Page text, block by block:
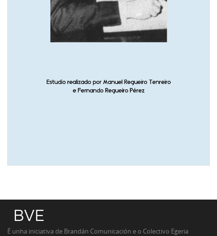
É unha iniciativa de Brandán Comunicación e o Colectivo Egeria